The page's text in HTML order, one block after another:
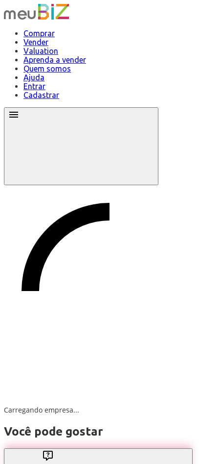
Comprar
Vender
Valuation
Aprenda a vender
Quem somos
Ajuda
Entrar
Cadastrar
Carregando empresa...
Você pode gostar